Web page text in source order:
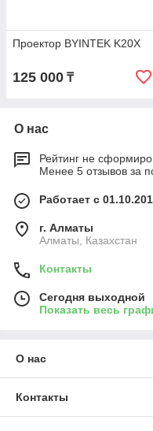
Проектор BYINTEK K20X
125 000 ₸
О нас
Рейтинг не
Менее 5 отзывов за
Работает с
г. Алматы
Алматы, Казахстан
Контакты
Сегодня выходной
Показать весь
О нас
Контакты